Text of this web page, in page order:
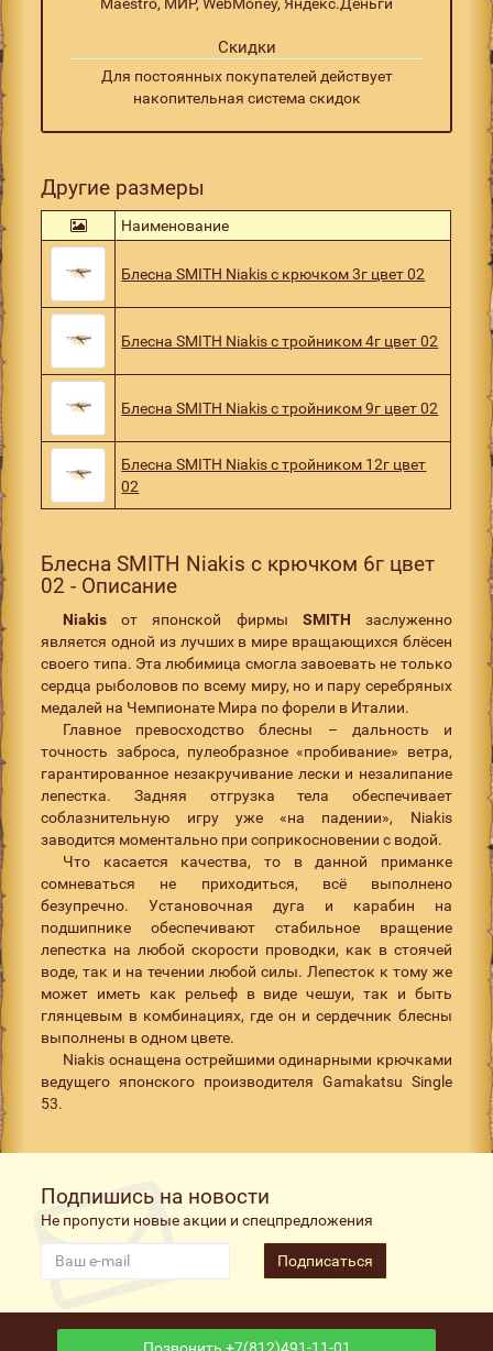
Скидки
Для постоянных покупателей действует
накопительная система скидок
Другие размеры
Наименование
Блесна SMITH Niakis с крючком 3г цвет 02
Блесна SMITH Niakis с тройником 4г цвет 02
Блесна SMITH Niakis с тройником 9г цвет 02
Блесна SMITH Niakis с тройником 12г цвет
02
Блесна SMITH Niakis с крючком 6г цвет
02 - Описание
Niakis от японской фирмы SMITH заслуженно
является одной из лучших в мире вращающихся блёсен
своего типа. Эта любимица смогла завоевать не только
сердца рыболовов по всему миру, но и пару серебряных
медалей на Чемпионате Мира по форели в Италии.
Главное превосходство блесны – дальность и
точность заброса, пулеобразное «пробивание» ветра,
гарантированное незакручивание лески и незалипание
лепестка. Задняя отгрузка тела обеспечивает
соблазнительную игру уже «на падении», Niakis
заводится моментально при соприкосновении с водой.
Что касается качества, то в данной приманке
сомневаться не приходиться, всё выполнено
безупречно. Установочная дуга и карабин на
подшипнике обеспечивают стабильное вращение
лепестка на любой скорости проводки, как в стоячей
воде, так и на течении любой силы. Лепесток к тому же
может иметь как рельеф в виде чешуи, так и быть
глянцевым в комбинациях, где он и сердечник блесны
выполнены в одном цвете.
Niakis оснащена острейшими одинарными крючками
ведущего японского производителя Gamakatsu Single
53.
Подпишись на новости
Не пропусти новые акции и спецпредложения
Подписаться